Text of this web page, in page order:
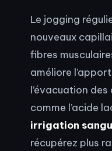
Le jogging
nouveaux
fibres
améliore
l’évacuation
comme l’acide
irrigation
récupérez plus